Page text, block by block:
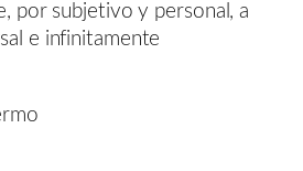
por subjetivo y personal, a
e infinitamente